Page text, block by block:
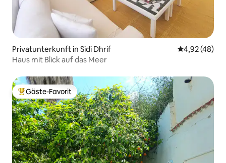
Privatunterkunft in Sidi Dhrif
4,92 (48)
Haus mit Blick auf das Meer
Beliebter Gäste-Favorit.
Gäste-Favorit